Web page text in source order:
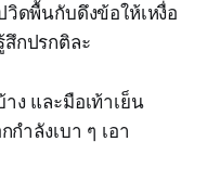
ดพื้นกับดึงข้อให้เหงื่อ
กปรกติละ
ง และมือเท้าเย็น
ำลังเบา ๆ เอา